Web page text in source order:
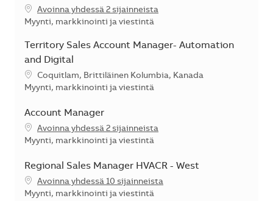
Avoinna yhdessä 2 sijainneista
Kategoria
Myynti, markkinointi ja viestintä
Territory Sales Account Manager- Automation
and Digital
SijaintiCoquitlam, Brittiläinen Kolumbia, Kanada
Kategoria
Myynti, markkinointi ja viestintä
Account Manager
Avoinna yhdessä 2 sijainneista
Kategoria
Myynti, markkinointi ja viestintä
Regional Sales Manager HVACR - West
Avoinna yhdessä 10 sijainneista
Kategoria
Myynti, markkinointi ja viestintä